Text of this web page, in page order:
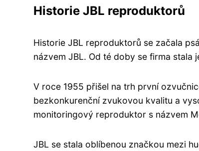
Historie JBL reproduktorů
Historie JBL reproduktorů se začala
názvem JBL. Od té doby se firma stala
V roce 1955 přišel na trh první
bezkonkurenční zvukovou kvalitu a
monitoringový reproduktor s názvem
JBL se stala oblíbenou značkou mezi